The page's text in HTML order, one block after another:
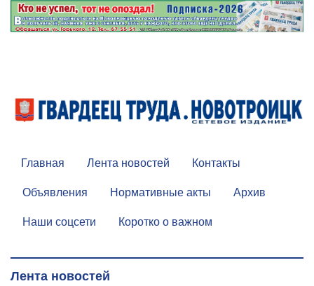
Главная Лента новостей
Контакты
Объявления
Нормативные акты
Архив
Наши соцсети
Коротко о важном
Лента новостей